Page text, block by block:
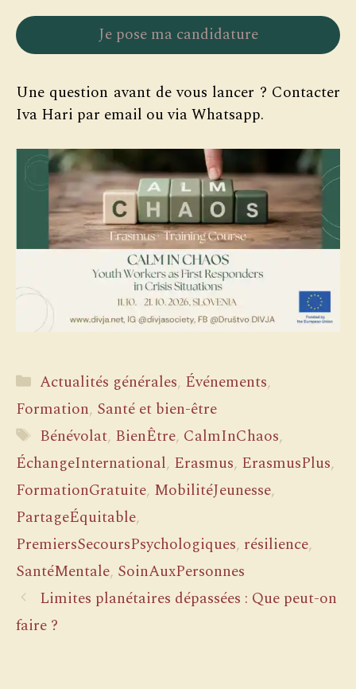
Je pose ma candidature
Une question avant de vous lancer ? Contacter
Iva Hari par email ou via Whatsapp.
Catégories
Actualités générales, Événements,
Formation, Santé et bien-être
Étiquettes
Bénévolat, BienÊtre, CalmInChaos,
ÉchangeInternational, Erasmus, ErasmusPlus,
FormationGratuite, MobilitéJeunesse,
PartageÉquitable,
PremiersSecoursPsychologiques, résilience,
SantéMentale, SoinAuxPersonnes
Limites planétaires dépassées : Que peut-on
faire ?